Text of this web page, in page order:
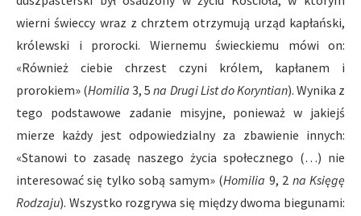
wierni świeccy wraz z chrztem otrzymują urząd kapłański,
królewski i prorocki. Wiernemu świeckiemu mówi on:
«Również ciebie chrzest czyni królem, kapłanem i
prorokiem» (Homilia 3, 5na Drugi List do Koryntian). Wynika z
tego podstawowe zadanie misyjne, ponieważ w jakiejś
mierze każdy jest odpowiedzialny za zbawienie innych:
«Stanowi to zasadę naszego życia społecznego (…) nie
interesować się tylko sobą samym» (Homilia 9, 2 na Księgę
Rodzaju). Wszystko rozgrywa się między dwoma biegunami: